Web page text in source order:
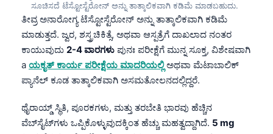
ಸೂಚಿಸದೆ ಟೆಸ್ಟೋಸ್ಟೆರೋನ್ ಅನ್ನು ತಾತ್ಕಾಲಿಕವಾಗಿ ಕಡಿಮೆ ಮಾಡಬಹುದು.
ತೀವ್ರ ಅನಾರೋಗ್ಯ ಟೆಸ್ಟೋಸ್ಟೆರೋನ್ ಅನ್ನು ತಾತ್ಕಾಲಿಕವಾಗಿ ಕಡಿಮೆ
ಮಾಡುತ್ತದೆ. ಜ್ವರ, ಶಸ್ತ್ರಚಿಕಿತ್ಸೆ, ಅಥವಾ ಆಸ್ಪತ್ರೆಗೆ ದಾಖಲಾದ ನಂತರ
ಕಾಯುವುದು 2-4 ವಾರಗಳು ಪುನಃ ಪರೀಕ್ಷೆಗೆ ಮುನ್ನ ಸೂಕ್ತ, ವಿಶೇಷವಾಗಿ
a ಯಕೃತ್ ಕಾರ್ಯ ಪರೀಕ್ಷೆಯ ಮಾದರಿಯಲ್ಲಿಅಥವಾ ಮೆಟಾಬಾಲಿಕ್
ಪ್ಯಾನೆಲ್ ಕೂಡ ತಾತ್ಕಾಲಿಕವಾಗಿ ಅಸಮತೋಲನದಲ್ಲಿದ್ದರೆ.
ಥೈರಾಯ್ಡ್ ಸ್ಥಿತಿ, ಪೂರಕಗಳು, ಮತ್ತು ತರಬೇತಿ ಭಾರವು ಹೆಚ್ಚಿನ
ವೆಬ್‌ಸೈಟ್‌ಗಳು ಒಪ್ಪಿಕೊಳ್ಳುವುದಕ್ಕಿಂತ ಹೆಚ್ಚು ಮಹತ್ವದ್ದಾಗಿದೆ. 5 mg
Lietuvių kalba
Polski
한국어
Slovenščina
Magyar
Shqip
বাংলা